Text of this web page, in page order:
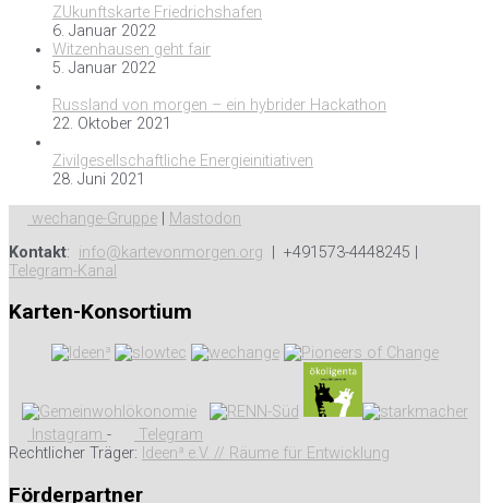
ZUkunftskarte Friedrichshafen
6. Januar 2022
Witzenhausen geht fair
5. Januar 2022
Russland von morgen – ein hybrider Hackathon
22. Oktober 2021
Zivilgesellschaftliche Energieinitiativen
28. Juni 2021
wechange-Gruppe
Mastodon
Kontakt: info@kartevonmorgen.org | +491573-4448245 |
Telegram-Kanal
Karten-Konsortium
Instagram -
Telegram
Rechtlicher Träger: Ideen³ e.V. // Räume für Entwicklung
Förderpartner